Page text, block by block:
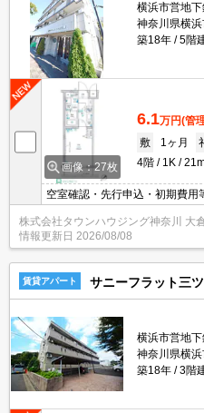
横浜市営地
神奈川県横
築18年
5階
画像：27枚
6.1万円(管
敷
1ヶ月
4階
1K
空室確認・先行申込・初期費
株式会社タウンハウジング神奈川 大
情報更新日 2026/08/08
賃貸アパート サニーフラット三
横浜市営地
神奈川県横
築18年
3階